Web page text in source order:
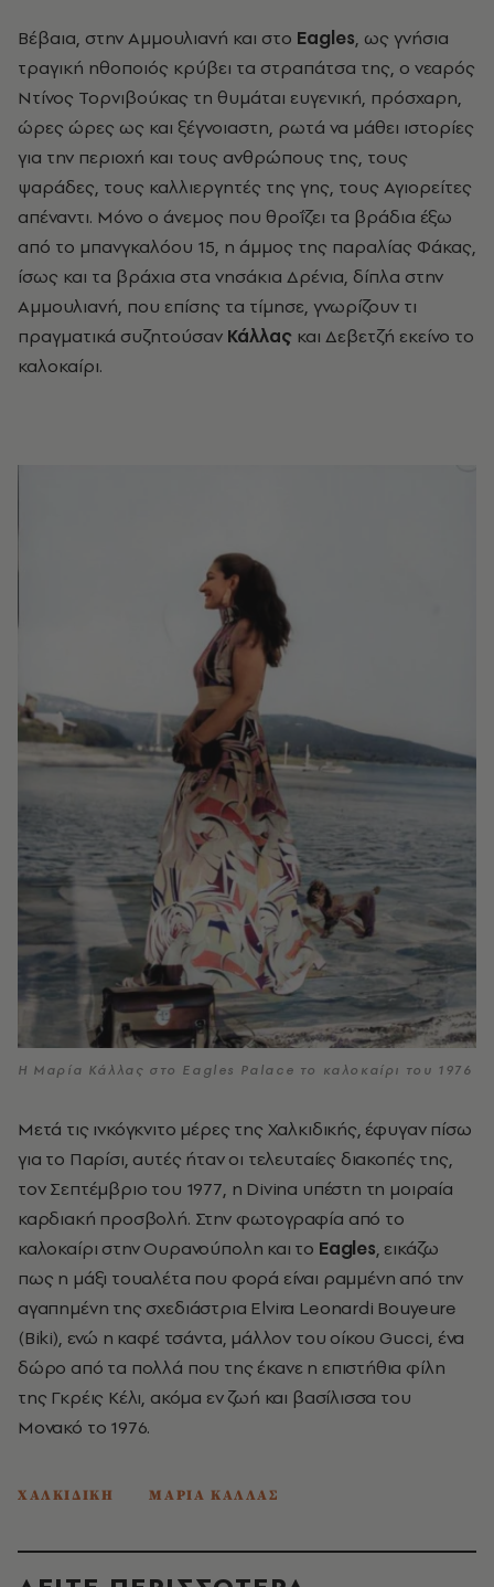
Βέβαια, στην Αμμουλιανή και στο Eagles, ως γνήσια
τραγική ηθοποιός κρύβει τα στραπάτσα της, ο νεαρός
Ντίνος Τορνιβούκας τη θυμάται ευγενική, πρόσχαρη,
ώρες ώρες ως και ξέγνοιαστη, ρωτά να μάθει ιστορίες
για την περιοχή και τους ανθρώπους της, τους
ψαράδες, τους καλλιεργητές της γης, τους Αγιορείτες
απέναντι. Μόνο ο άνεμος που θροΐζει τα βράδια έξω
από το μπανγκαλόου 15, η άμμος της παραλίας Φάκας,
ίσως και τα βράχια στα νησάκια Δρένια, δίπλα στην
Αμμουλιανή, που επίσης τα τίμησε, γνωρίζουν τι
πραγματικά συζητούσαν Κάλλας και Δεβετζή εκείνο το
καλοκαίρι.
Η Μαρία Κάλλας στο Eagles Palace το καλοκαίρι του 1976
Μετά τις ινκόγκνιτο μέρες της Χαλκιδικής, έφυγαν πίσω
για το Παρίσι, αυτές ήταν οι τελευταίες διακοπές της,
τον Σεπτέμβριο του 1977, η Divina υπέστη τη μοιραία
καρδιακή προσβολή. Στην φωτογραφία από το
καλοκαίρι στην Ουρανούπολη και το Eagles, εικάζω
πως η μάξι τουαλέτα που φορά είναι ραμμένη από την
αγαπημένη της σχεδιάστρια Elvira Leonardi Bouyeure
(Biki), ενώ η καφέ τσάντα, μάλλον του οίκου Gucci, ένα
δώρο από τα πολλά που της έκανε η επιστήθια φίλη
της Γκρέις Κέλι, ακόμα εν ζωή και βασίλισσα του
Μονακό το 1976.
ΧΑΛΚΙΔΙΚΗ ΜΑΡΙΑ ΚΑΛΛΑΣ